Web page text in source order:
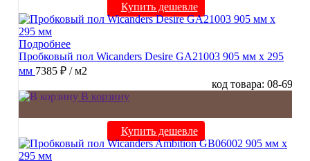
Купить дешевле
Подробнее
Пробковый пол Wicanders Desire GA21003 905 мм х 295
мм 7385 ₽ / м2
код товара: 08-69
В корзину
Купить дешевле